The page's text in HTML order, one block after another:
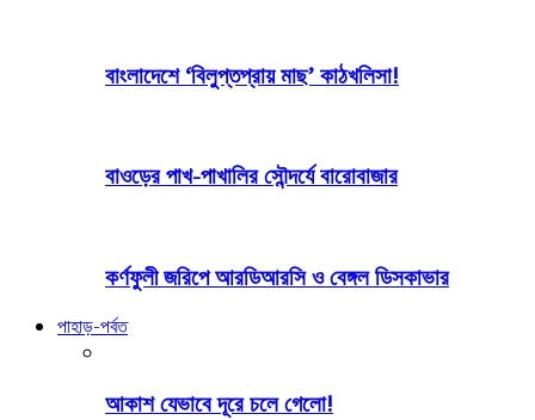
বাংলাদেশে ‘বিলুপ্তপ্রায় মাছ’ কাঠখলিসা!
বাওড়ের পাখ-পাখালির সৌন্দর্যে বারোবাজার
কর্ণফুলী জরিপে আরডিআরসি ও বেঙ্গল ডিসকাভার
পাহাড়-পর্বত
আকাশ যেভাবে দূরে চলে গেলো!